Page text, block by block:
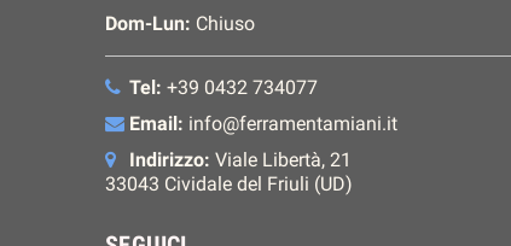
Dom-Lun: Chiuso
Tel: +39 0432 734077
Email: info@ferramentamiani.it
Indirizzo: Viale Libertà, 21
33043 Cividale del Friuli (UD)